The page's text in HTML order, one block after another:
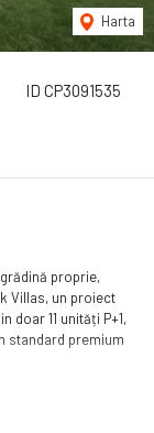
ID CP3091535
Harta
proprie,
Villas, un proiect
doar 11 unități P+1,
standard premium
pentru